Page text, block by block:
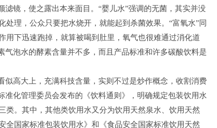
，使之露出本来面目。“婴儿水”强调的无菌，其实并没
理，公众只要把水烧开，就能起到杀菌效果。“富氧水”同
用下迅速跑掉，就算被喝到肚里，氧气也很难通过消化道
气泡水的酵素含量并不多，而且产品标准和许多碳酸饮料是
高大上，充满科技含量，实则不过是炒作概念，收割消费
准化管理委员会发布的《饮料通则》，明确规定包装饮用水
类。其中，其他类饮用水又分为饮用天然泉水、饮用天然
全国家标准包装饮用水》和《食品安全国家标准饮用天然